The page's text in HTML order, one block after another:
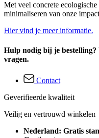
Met veel concrete
minimaliseren van onze
Hier vind je meer informatie.
Hulp nodig bij je
vragen.
Contact
Geverifieerde kwaliteit
Veilig en vertrouwd winkelen
Nederland: Gratis